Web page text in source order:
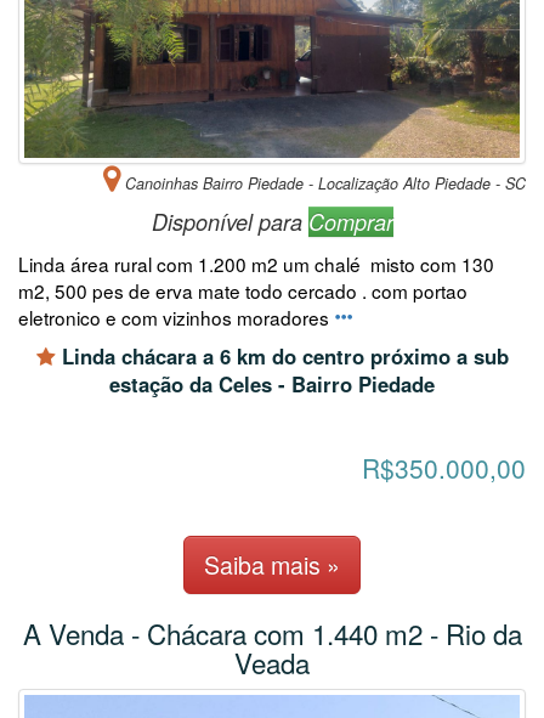
Canoinhas Bairro Piedade - Localização Alto Piedade - SC
Disponível para Comprar
Linda área rural com 1.200 m2 um chalé misto com 130
m2, 500 pes de erva mate todo cercado . com portao
eletronico e com vizinhos moradores
Linda chácara a 6 km do centro próximo a sub
estação da Celes - Bairro Piedade
R$350.000,00
Saiba mais »
A Venda - Chácara com 1.440 m2 - Rio da
Veada